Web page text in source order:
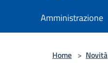
Amministrazione
Home > Novità